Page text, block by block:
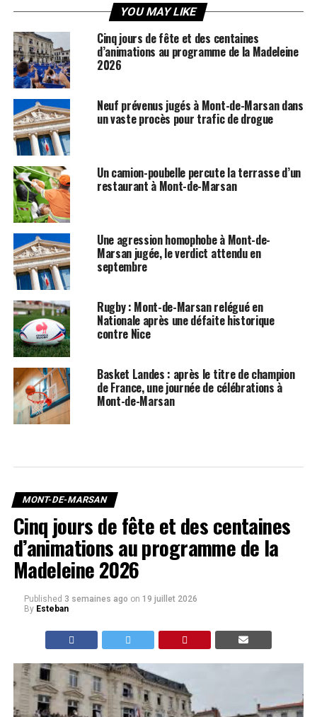
YOU MAY LIKE
Cinq jours de fête et des centaines
d’animations au programme de la Madeleine
2026
Neuf prévenus jugés à Mont-de-Marsan dans
un vaste procès pour trafic de drogue
Un camion-poubelle percute la terrasse d’un
restaurant à Mont-de-Marsan
Une agression homophobe à Mont-de-
Marsan jugée, le verdict attendu en
septembre
Rugby : Mont-de-Marsan relégué en
Nationale après une défaite historique
contre Nice
Basket Landes : après le titre de champion
de France, une journée de célébrations à
Mont-de-Marsan
MONT-DE-MARSAN
Cinq jours de fête et des centaines
d’animations au programme de la
Madeleine 2026
Published 3 semaines ago on 19 juillet 2026
By Esteban